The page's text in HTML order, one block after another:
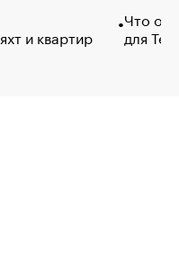
и квартир
Что
для